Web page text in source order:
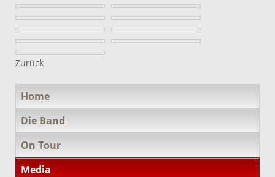
Zurück
überspringen
Home
Die Band
On Tour
Media